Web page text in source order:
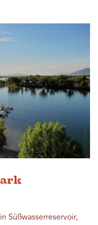
Süßwasserreservoir,